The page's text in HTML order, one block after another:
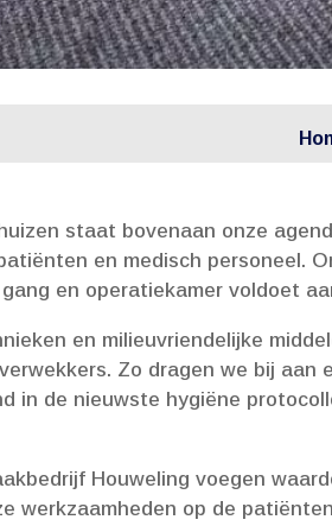
staat bovenaan onze
en medisch personeel.​
en operatiekamer voldoet
en milieuvriendelijke
Zo dragen we bij aan
in de nieuwste hygiëne
Houweling voegen
werkzaamheden op de